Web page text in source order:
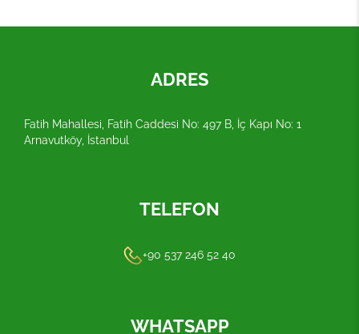
ADRES
Fatih Mahallesi, Fatih Caddesi No: 497 B, İç Kapı No: 1
Arnavutköy, İstanbul
TELEFON
+90 537 246 52 40
WHATSAPP